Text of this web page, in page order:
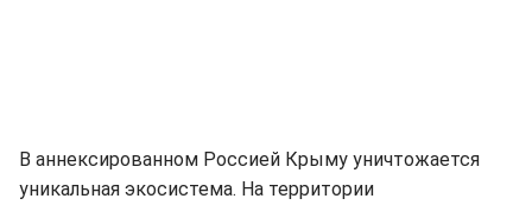
В аннексированном Россией Крыму уничтожается
уникальная экосистема. На территории